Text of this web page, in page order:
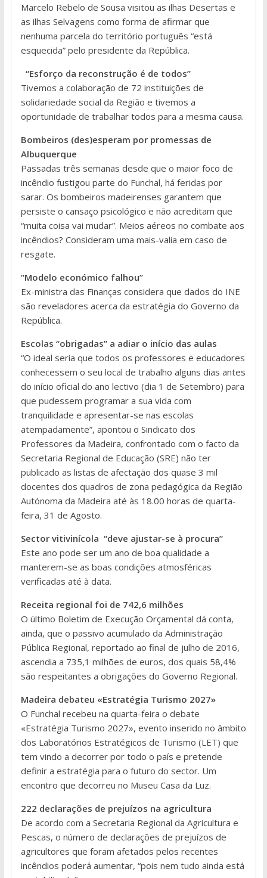
Marcelo Rebelo de Sousa visitou as ilhas Desertas e
as ilhas Selvagens como forma de afirmar que
nenhuma parcela do território português “está
esquecida” pelo presidente da República.
“Esforço da reconstrução é de todos”
Tivemos a colaboração de 72 instituições de
solidariedade social da Região e tivemos a
oportunidade de trabalhar todos para a mesma causa.
Bombeiros (des)esperam por promessas de
Albuquerque
Passadas três semanas desde que o maior foco de
incêndio fustigou parte do Funchal, há feridas por
sarar. Os bombeiros madeirenses garantem que
persiste o cansaço psicológico e não acreditam que
“muita coisa vai mudar”. Meios aéreos no combate aos
incêndios? Consideram uma mais-valia em caso de
resgate.
“Modelo económico falhou”
Ex-ministra das Finanças considera que dados do INE
são reveladores acerca da estratégia do Governo da
República.
Escolas “obrigadas” a adiar o início das aulas
“O ideal seria que todos os professores e educadores
conhecessem o seu local de trabalho alguns dias antes
do início oficial do ano lectivo (dia 1 de Setembro) para
que pudessem programar a sua vida com
tranquilidade e apresentar-se nas escolas
atempadamente”, apontou o Sindicato dos
Professores da Madeira, confrontado com o facto da
Secretaria Regional de Educação (SRE) não ter
publicado as listas de afectação dos quase 3 mil
docentes dos quadros de zona pedagógica da Região
Autónoma da Madeira até às 18.00 horas de quarta-
feira, 31 de Agosto.
Sector vitivinícola “deve ajustar-se à procura”
Este ano pode ser um ano de boa qualidade a
manterem-se as boas condições atmosféricas
verificadas até à data.
Receita regional foi de 742,6 milhões
O último Boletim de Execução Orçamental dá conta,
ainda, que o passivo acumulado da Administração
Pública Regional, reportado ao final de julho de 2016,
ascendia a 735,1 milhões de euros, dos quais 58,4%
são respeitantes a obrigações do Governo Regional.
Madeira debateu «Estratégia Turismo 2027»
O Funchal recebeu na quarta-feira o debate
«Estratégia Turismo 2027», evento inserido no âmbito
dos Laboratórios Estratégicos de Turismo (LET) que
tem vindo a decorrer por todo o país e pretende
definir a estratégia para o futuro do sector. Um
encontro que decorreu no Museu Casa da Luz.
222 declarações de prejuízos na agricultura
De acordo com a Secretaria Regional da Agricultura e
Pescas, o número de declarações de prejuízos de
agricultores que foram afetados pelos recentes
incêndios poderá aumentar, “pois nem tudo ainda está